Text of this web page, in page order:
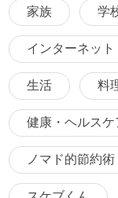
家族 学
インターネット
生活 料
健康・ヘルスケ
ノマド的節約術